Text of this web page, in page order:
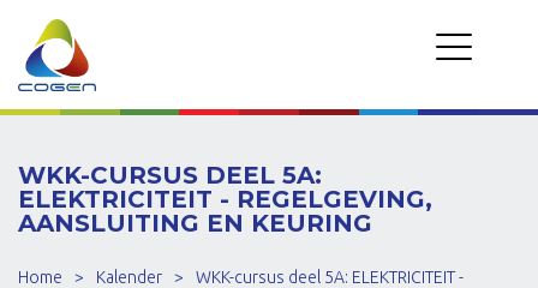
WKK-CURSUS DEEL 5A:
ELEKTRICITEIT - REGELGEVING,
AANSLUITING EN KEURING
Home > Kalender >
WKK-cursus deel 5A: ELEKTRICITEIT -